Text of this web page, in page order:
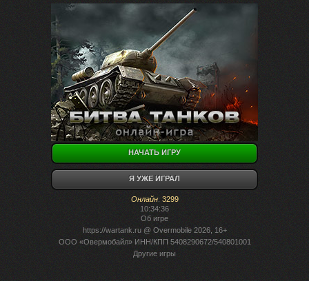
НАЧАТЬ ИГРУ
Я УЖЕ ИГРАЛ
Онлайн: 3299
10:34:36
Об игре
https://wartank.ru@ Overmobile 2026, 16+
ООО «Овермобайл» ИНН/КПП 5408290672/540801001
Другие игры